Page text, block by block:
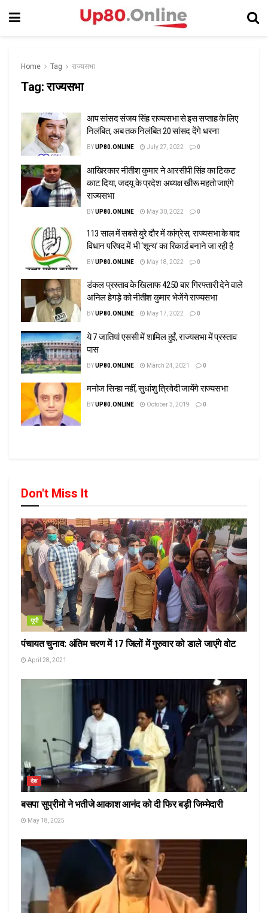
Home Tag राज्यसभा
Tag:राज्यसभा
आप सांसद संजय सिंह राज्यसभा से इस सप्ताह के लिए
निलंबित, अब तक निलंबित 20 सांसद देंगे धरना
BYUP80.ONLINE July 27, 2022 0
आखिरकार नीतीश कुमार ने आरसीपी सिंह का टिकट
काट दिया, जदयू के प्रदेश अध्यक्ष खीरू महतो जाएंगे
राज्यसभा
BYUP80.ONLINE May 30, 2022 0
113 साल में सबसे बुरे दौर में कांग्रेस, राज्यसभा के बाद
विधान परिषद में भी ‘शून्य’ का रिकार्ड बनाने जा रही है
BYUP80.ONLINE May 18, 2022 0
डंकल प्रस्ताव के खिलाफ 4250 बार गिरफ्तारी देने वाले
अनिल हेगड़े को नीतीश कुमार भेजेंगे राज्यसभा
BYUP80.ONLINE May 17, 2022 0
ये 7 जातियां एससी में शामिल हुईं, राज्यसभा में प्रस्ताव
पास
BYUP80.ONLINE March 24, 2021 0
मनोज सिन्हा नहीं, सुधांशु त्रिवेदी जायेंगे राज्यसभा
BYUP80.ONLINE October 3, 2019 0
Don't Miss It
यूपी
पंचायत चुनाव: अंतिम चरण में 17 जिलों में गुरुवार को डाले जाएंगे वोट
April 28, 2021
देश
बसपा सुप्रीमो ने भतीजे आकाश आनंद को दी फिर बड़ी जिम्मेदारी
May 18, 2025